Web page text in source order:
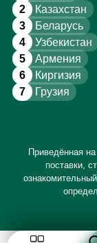
2 Казахстан
3 Беларусь
4 Узбекистан
5 Армения
6 Киргизия
7 Грузия
Приведённая
поставки,